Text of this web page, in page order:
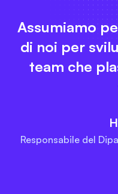
Assumiamo
di noi per
team che
Responsabile del